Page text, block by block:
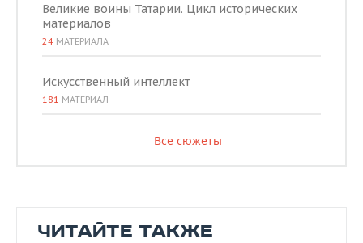
Великие воины Татарии. Цикл исторических
материалов
24 МАТЕРИАЛА
Искусственный интеллект
181 МАТЕРИАЛ
Все сюжеты
ЧИТАЙТЕ ТАКЖЕ